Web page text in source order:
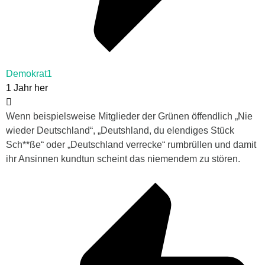
Demokrat1
1 Jahr her
Wenn beispielsweise Mitglieder der Grünen öffendlich „Nie
wieder Deutschland“, „Deutshland, du elendiges Stück
Sch**ße“ oder „Deutschland verrecke“ rumbrüllen und damit
ihr Ansinnen kundtun scheint das niemendem zu stören.